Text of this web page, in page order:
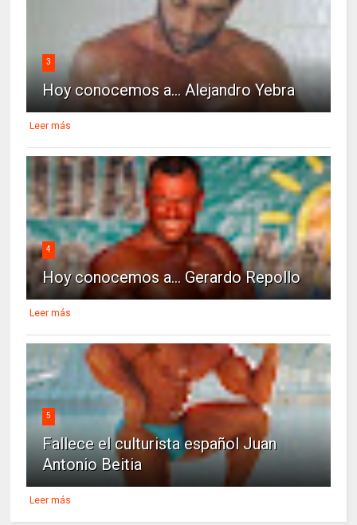
3
Hoy conocemos a... Alejandro Yebra
Leer más
4
Hoy conocemos a... Gerardo Repollo
Leer más
5
Fallece el culturista español Juan
Antonio Beitia
Leer más